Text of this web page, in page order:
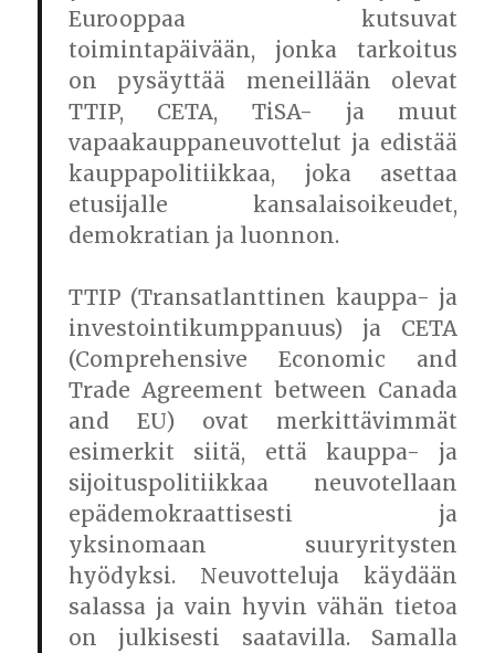
Eurooppaa kutsuvat
toimintapäivään, jonka tarkoitus
on pysäyttää meneillään olevat
TTIP, CETA, TiSA- ja muut
vapaakauppaneuvottelut ja edistää
kauppapolitiikkaa, joka asettaa
etusijalle kansalaisoikeudet,
demokratian ja luonnon.
TTIP (Transatlanttinen kauppa- ja
investointikumppanuus) ja CETA
(Comprehensive Economic and
Trade Agreement between Canada
and EU) ovat merkittävimmät
esimerkit siitä, että kauppa- ja
sijoituspolitiikkaa neuvotellaan
epädemokraattisesti ja
yksinomaan suuryritysten
hyödyksi. Neuvotteluja käydään
salassa ja vain hyvin vähän tietoa
on julkisesti saatavilla. Samalla